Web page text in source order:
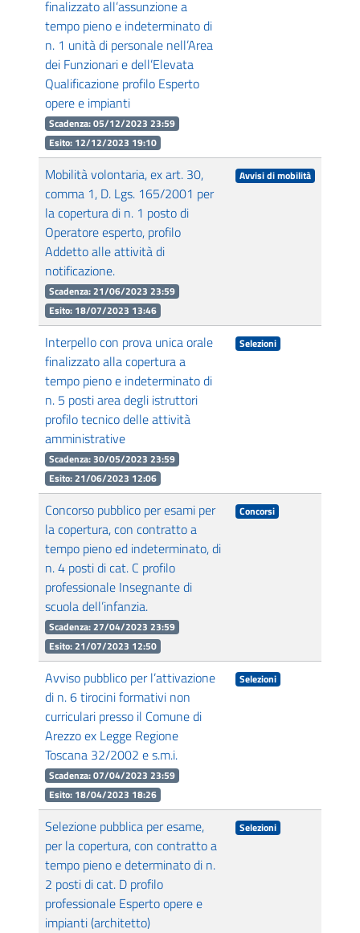
finalizzato all’assunzione a
tempo pieno e indeterminato di
n. 1 unità di personale nell’Area
dei Funzionari e dell’Elevata
Qualificazione profilo Esperto
opere e impianti
Scadenza: 05/12/2023 23:59
Esito: 12/12/2023 19:10
Mobilità volontaria, ex art. 30,
comma 1, D. Lgs. 165/2001 per
la copertura di n. 1 posto di
Operatore esperto, profilo
Addetto alle attività di
notificazione.
Scadenza: 21/06/2023 23:59
Esito: 18/07/2023 13:46
Avvisi di mobilità
Interpello con prova unica orale
finalizzato alla copertura a
tempo pieno e indeterminato di
n. 5 posti area degli istruttori
profilo tecnico delle attività
amministrative
Scadenza: 30/05/2023 23:59
Esito: 21/06/2023 12:06
Selezioni
Concorso pubblico per esami per
la copertura, con contratto a
tempo pieno ed indeterminato, di
n. 4 posti di cat. C profilo
professionale Insegnante di
scuola dell’infanzia.
Scadenza: 27/04/2023 23:59
Esito: 21/07/2023 12:50
Concorsi
Avviso pubblico per l’attivazione
di n. 6 tirocini formativi non
curriculari presso il Comune di
Arezzo ex Legge Regione
Toscana 32/2002 e s.m.i.
Scadenza: 07/04/2023 23:59
Esito: 18/04/2023 18:26
Selezioni
Selezione pubblica per esame,
per la copertura, con contratto a
tempo pieno e determinato di n.
2 posti di cat. D profilo
professionale Esperto opere e
impianti (architetto)
Selezioni